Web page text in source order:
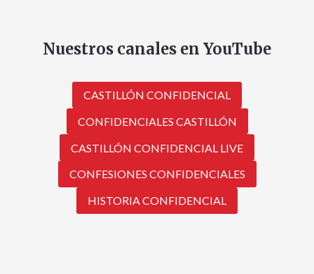
Nuestros canales en YouTube
CASTILLÓN CONFIDENCIAL
CONFIDENCIALES CASTILLÓN
CASTILLÓN CONFIDENCIAL LIVE
CONFESIONES CONFIDENCIALES
HISTORIA CONFIDENCIAL